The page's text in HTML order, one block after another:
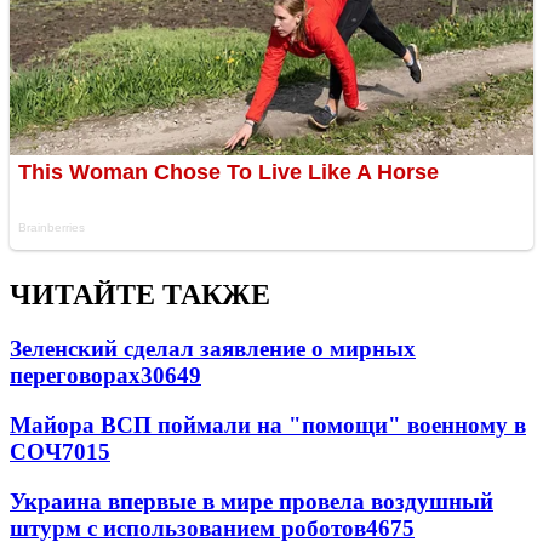
ЧИТАЙТЕ ТАКЖЕ
Зеленский сделал заявление о мирных
переговорах30649
Майора ВСП поймали на "помощи" военному в
СОЧ7015
Украина впервые в мире провела воздушный
штурм с использованием роботов4675